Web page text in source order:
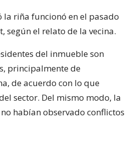
la riña funcionó en el pasado
según el relato de la vecina.
del inmueble son
principalmente de
de acuerdo con lo que
sector. Del mismo modo, la
habían observado conflictos